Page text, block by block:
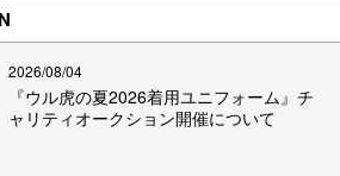
2026/08/04
『ウル虎の夏2026着用ユニフォーム』チ
ャリティオークション開催について